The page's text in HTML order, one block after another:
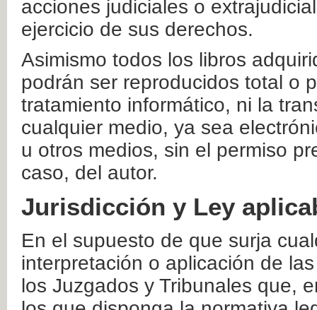
acciones judiciales o
ejercicio de sus derechos.
Asimismo todos los libros
podrán ser reproducidos total o
tratamiento informático, ni la
cualquier medio, ya sea
u otros medios, sin el permiso
caso, del autor.
Jurisdicción y Ley
En el supuesto de que surja
interpretación o aplicación de
los Juzgados y Tribunales que,